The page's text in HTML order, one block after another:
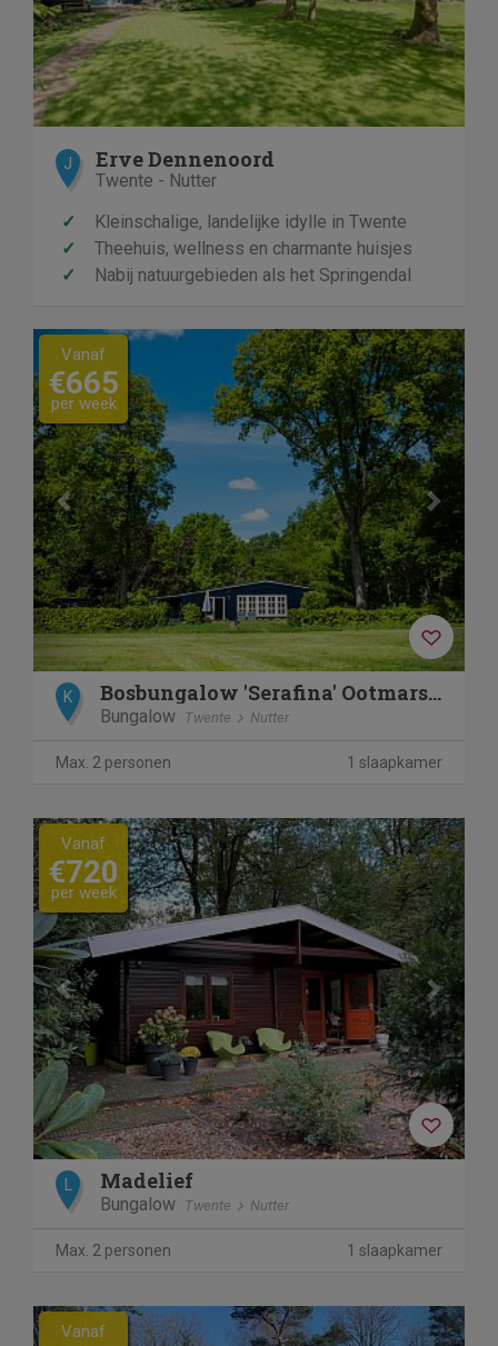
J Erve Dennenoord
Twente - Nutter
✓
Kleinschalige, landelijke idylle in Twente
✓
Theehuis, wellness en charmante huisjes
✓
Nabij natuurgebieden als het Springendal
Previous Next
Vanaf
€665
per week
K Bosbungalow 'Serafina' Ootmarsum
Bungalow Twente Nutter
Max. 2 personen 1 slaapkamer
Previous Next
Vanaf
€720
per week
L Madelief
Bungalow Twente Nutter
Max. 2 personen 1 slaapkamer
Previous Next
Vanaf